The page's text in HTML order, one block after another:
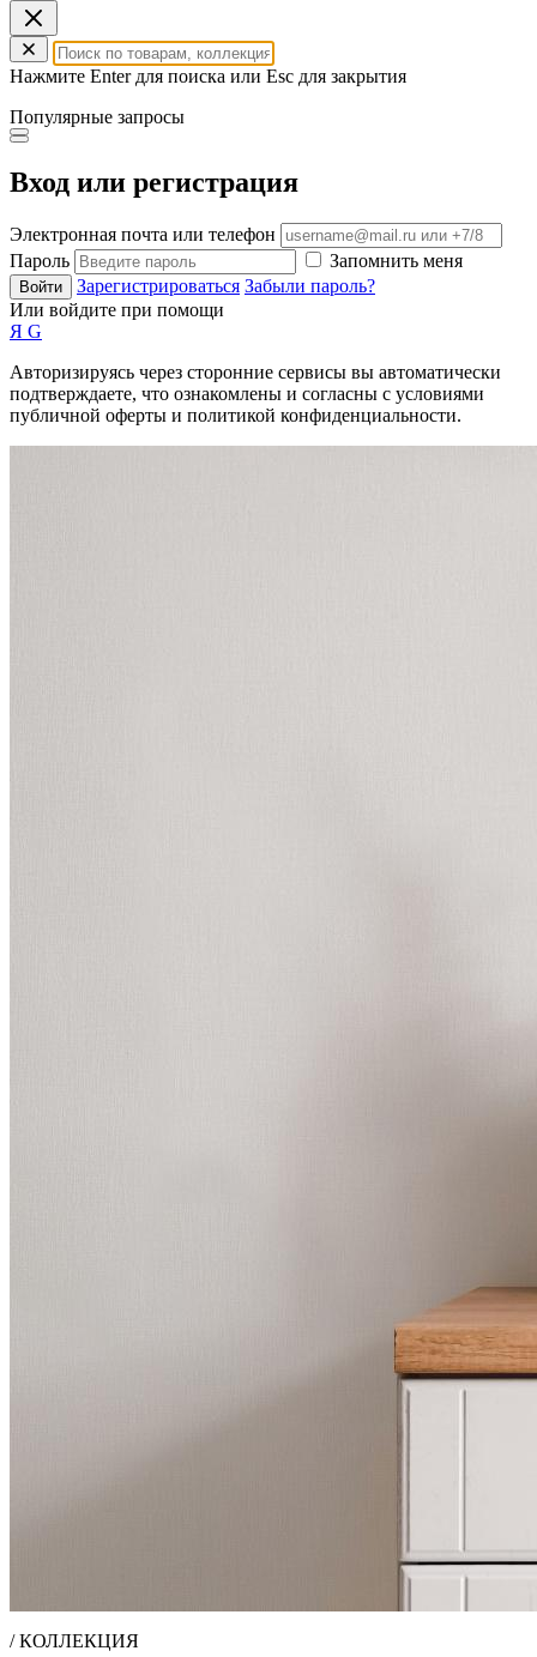
Нажмите Enter для поиска или Esc для закрытия
Популярные запросы
Вход или регистрация
Электронная почта или телефон
Пароль
Запомнить меня
Войти Зарегистрироваться Забыли пароль?
Или войдите при помощи
Я G
Авторизируясь через сторонние сервисы вы автоматически
подтверждаете, что ознакомлены и согласны с условиями
публичной оферты и политикой конфиденциальности.
/ КОЛЛЕКЦИЯ